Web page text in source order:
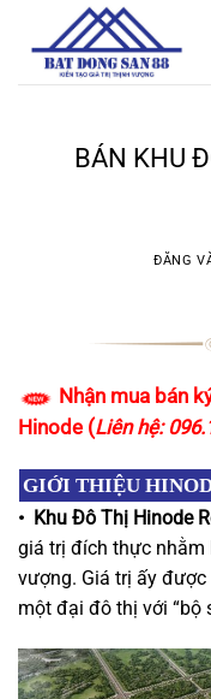
BÁN KHU
ĐĂNG
Nhận mua bán
Hinode (Liên hệ:
GIỚI THIỆU
• Khu Đô Thị Hinode
giá trị đích thực nhằm
vượng. Giá trị ấy
một đại đô thị với “bộ